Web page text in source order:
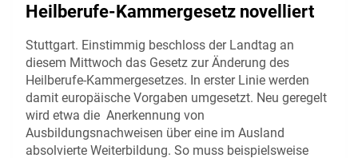
Heilberufe-Kammergesetz novelliert
Stuttgart. Einstimmig beschloss der Landtag an
diesem Mittwoch das Gesetz zur Änderung des
Heilberufe-Kammergesetzes. In erster Linie werden
damit europäische Vorgaben umgesetzt. Neu geregelt
wird etwa die Anerkennung von
Ausbildungsnachweisen über eine im Ausland
absolvierte Weiterbildung. So muss beispielsweise